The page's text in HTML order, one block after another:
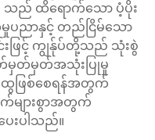
သည် ထိရောက်သော ပံ့ပိုး
ပညာနှင့် တည်ငြိမ်သော
ဖြင့် ကျွန်ုပ်တို့သည် သုံးစွဲ
တ်မှတ်အသုံးပြုမှု
ေဖြစ်စေရန်အတွက်
များစွာအတွက်
းပါသည်။